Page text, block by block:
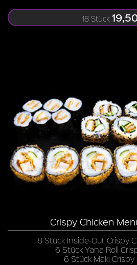
18 Stück
Crispy Chicken
8 Stück Inside-Out Crispy
6 Stück Yana Roll
6 Stück Maki Crispy